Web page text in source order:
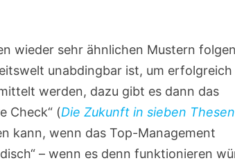
wieder sehr ähnlichen Mustern folgen
unabdingbar ist, um erfolgreich
werden, dazu gibt es dann das
Check“ (Die Zukunft in sieben Thesen
kann, wenn das Top-Management
– wenn es denn funktionieren